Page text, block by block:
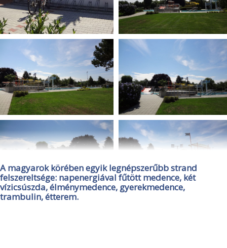
A magyarok körében egyik legnépszerűbb strand
felszereltsége: napenergiával fűtött medence, két
vízicsúszda, élménymedence, gyerekmedence,
trambulin, étterem.